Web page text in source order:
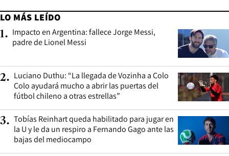
LO MÁS LEÍDO
1. Impacto en Argentina: fallece Jorge Messi,
padre de Lionel Messi
2. Luciano Duthu: “La llegada de Vozinha a Colo
Colo ayudará mucho a abrir las puertas del
fútbol chileno a otras estrellas”
3. Tobías Reinhart queda habilitado para jugar en
la U y le da un respiro a Fernando Gago ante las
bajas del mediocampo